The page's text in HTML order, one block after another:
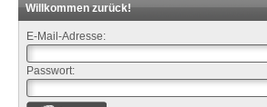
Willkommen zurück!
E-Mail-Adresse:
Passwort: